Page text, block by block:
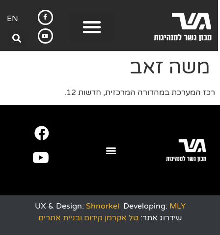
EN
משה זאב
רכז המערכת במהדורה המרכזית, חדשות 12.
UX & Design:Shnorkel Developing:MLY
שידרוג אתר: טל אקרמן קידום ובניית אתרים